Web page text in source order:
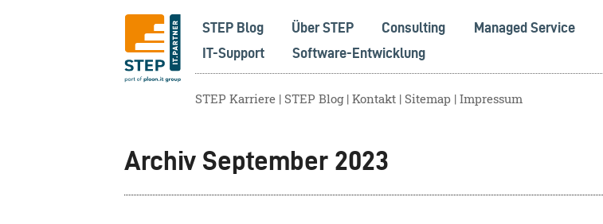
STEP Blog Über STEP Consulting Managed Service
IT-Support
Software-Entwicklung
STEP Karriere STEP Blog Kontakt Sitemap Impressum
Archiv September 2023